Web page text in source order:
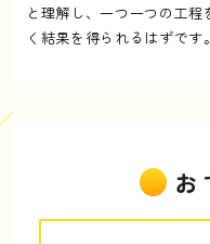
と理解し、一つ一つの工
く結果を得られるはずです。
お